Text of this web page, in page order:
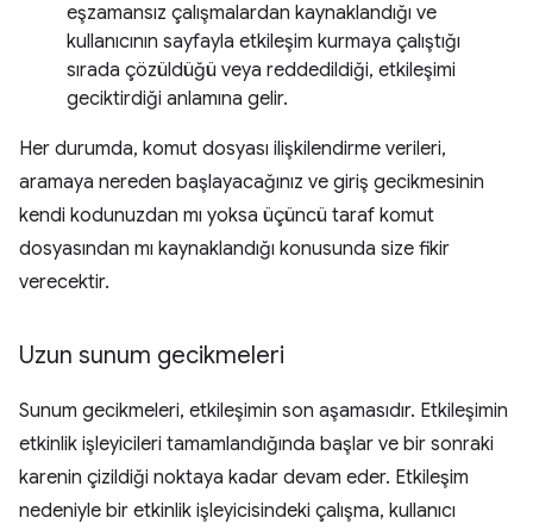
eşzamansız çalışmalardan kaynaklandığı ve
kullanıcının sayfayla etkileşim kurmaya çalıştığı
sırada çözüldüğü veya reddedildiği, etkileşimi
geciktirdiği anlamına gelir.
Her durumda, komut dosyası ilişkilendirme verileri,
aramaya nereden başlayacağınız ve giriş gecikmesinin
kendi kodunuzdan mı yoksa üçüncü taraf komut
dosyasından mı kaynaklandığı konusunda size fikir
verecektir.
Uzun sunum gecikmeleri
Sunum gecikmeleri, etkileşimin son aşamasıdır. Etkileşimin
etkinlik işleyicileri tamamlandığında başlar ve bir sonraki
karenin çizildiği noktaya kadar devam eder. Etkileşim
nedeniyle bir etkinlik işleyicisindeki çalışma, kullanıcı